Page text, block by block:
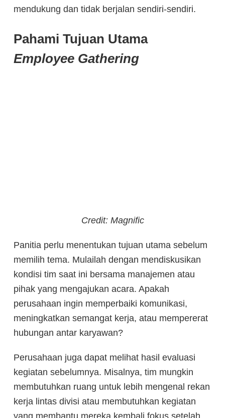
mendukung dan tidak berjalan sendiri-sendiri.
Pahami Tujuan Utama
Employee Gathering
Credit: Magnific
Panitia perlu menentukan tujuan utama sebelum
memilih tema. Mulailah dengan mendiskusikan
kondisi tim saat ini bersama manajemen atau
pihak yang mengajukan acara. Apakah
perusahaan ingin memperbaiki komunikasi,
meningkatkan semangat kerja, atau mempererat
hubungan antar karyawan?
Perusahaan juga dapat melihat hasil evaluasi
kegiatan sebelumnya. Misalnya, tim mungkin
membutuhkan ruang untuk lebih mengenal rekan
kerja lintas divisi atau membutuhkan kegiatan